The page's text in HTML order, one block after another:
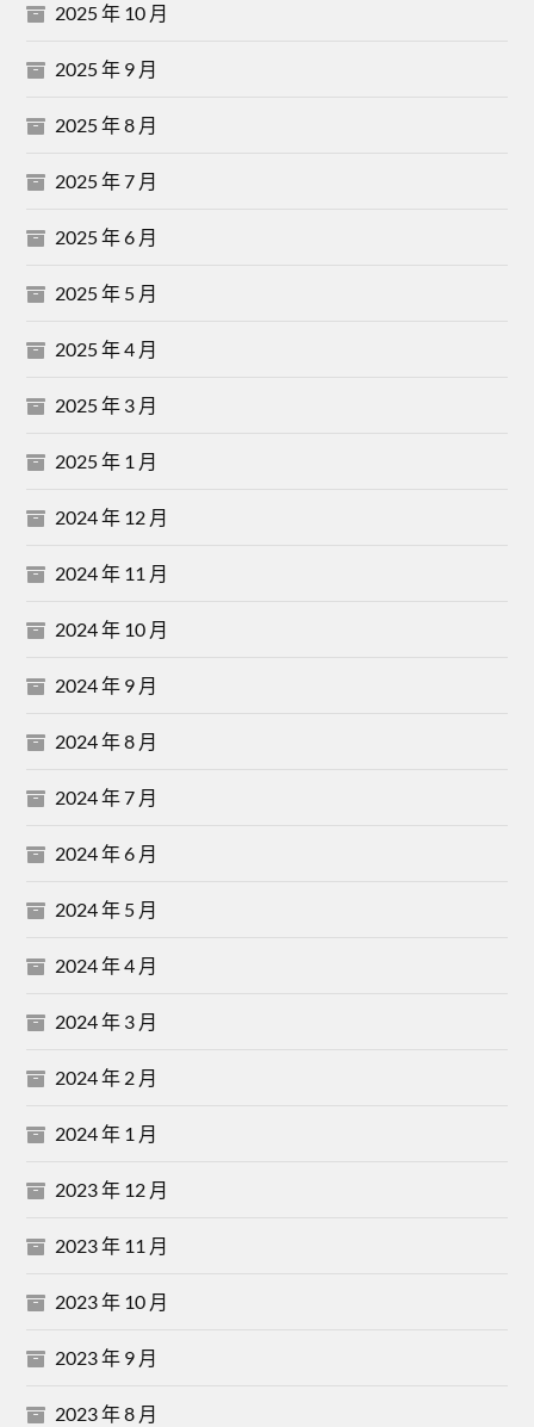
2025 年 10 月
2025 年 9 月
2025 年 8 月
2025 年 7 月
2025 年 6 月
2025 年 5 月
2025 年 4 月
2025 年 3 月
2025 年 1 月
2024 年 12 月
2024 年 11 月
2024 年 10 月
2024 年 9 月
2024 年 8 月
2024 年 7 月
2024 年 6 月
2024 年 5 月
2024 年 4 月
2024 年 3 月
2024 年 2 月
2024 年 1 月
2023 年 12 月
2023 年 11 月
2023 年 10 月
2023 年 9 月
2023 年 8 月